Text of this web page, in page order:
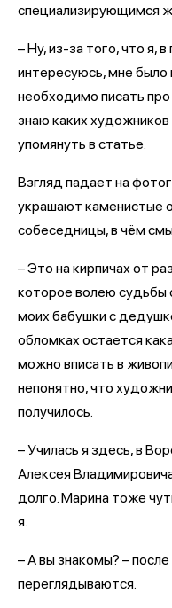
специализирующимся
– Ну, из-за того, что я,
интересуюсь, мне
необходимо писать
знаю каких
упомянуть в статье.
Взгляд падает на
украшают каменистые
собеседницы, в чём
– Это на кирпичах от
которое волею судьбы
моих бабушки с
обломках остается
можно вписать в
непонятно, что
получилось.
– Училась я здесь, в
Алексея
долго. Марина тоже
я.
– А вы знакомы? –
переглядываются.